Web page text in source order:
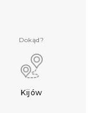
Dokąd?
Kijów